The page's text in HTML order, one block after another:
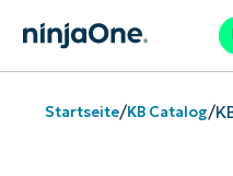
Startseite/KB Catalog/